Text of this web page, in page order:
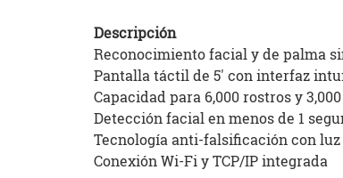
Descripción
Reconocimiento facial y de palma
Pantalla táctil de 5' con interfaz
Capacidad para 6,000 rostros y
Detección facial en menos de 1
Tecnología anti-falsificación con
Conexión Wi-Fi y TCP/IP integrada